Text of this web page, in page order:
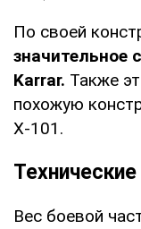
По своей
значительное
Karrar. Также
похожую
Х-101.
Вес боевой